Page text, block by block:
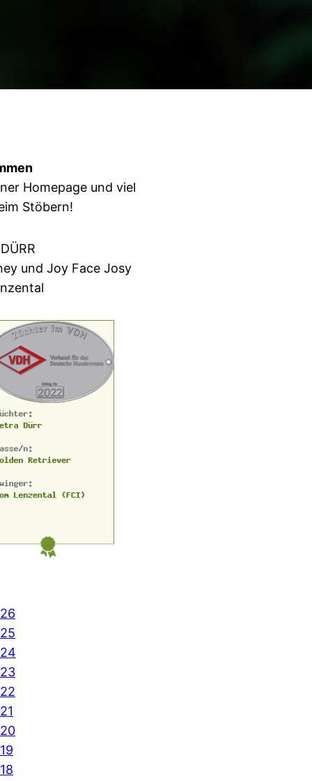
Homepage und viel
Stöbern!
und Joy Face Josy